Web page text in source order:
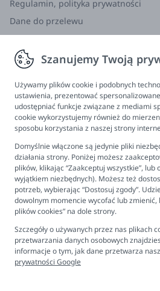
Regulamin, polityka prywatności
Dane do przelewu
Zwroty, wymiana, reklamacja
Informacje
Program lojalnościowy
FAQ - najczęściej zadawane pytania
Newsletter
Ustawienia plików cookies
Biuro obsługi klienta
Pon. - Pt. 9:00 - 16:00
Szanujemy Twoją
Używamy plików cookie i podobnych
ustawienia, prezentować
udostępniać funkcje związane z mediami
cookie wykorzystujemy również do
sposobu korzystania z naszej strony
Domyślnie włączone są jedynie pliki
działania strony. Poniżej możesz
plików, klikając “Zaakceptuj wszystkie”,
wyjątkiem niezbędnych). Możesz też
potrzeb, wybierając “Dostosuj zgody”.
dowolnym momencie wycofać lub zmienić,
plików cookies” na dole strony.
Szczegóły o używanych przez nas plikach
przetwarzania danych osobowych
informacje o tym, jak dane przetwarza
prywatności Google